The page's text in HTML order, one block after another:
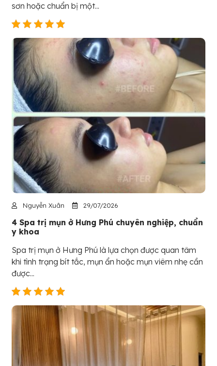
sơn hoặc chuẩn bị một...
Nguyễn Xuân 29/07/2026
4 Spa trị mụn ở Hưng Phú chuyên nghiệp, chuẩn
y khoa
Spa trị mụn ở Hưng Phú là lựa chọn được quan tâm
khi tình trạng bít tắc, mụn ẩn hoặc mụn viêm nhẹ cần
được...